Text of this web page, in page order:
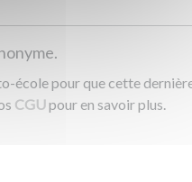
école pour que cette
CGUpour en savoir plus.